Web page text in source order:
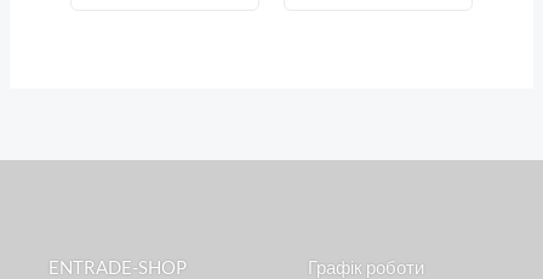
ENTRADE-SHOP Графік роботи